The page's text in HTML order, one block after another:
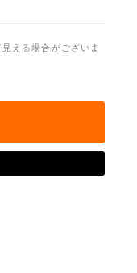
える場合がございま